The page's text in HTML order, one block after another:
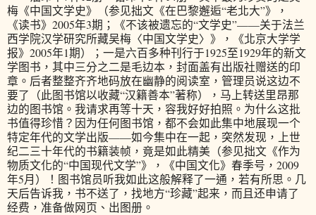
梅《中国文学史》（参见拙文《在巴黎邂逅“老北大”》，
《读书》2005年3期；《不该被遗忘的“文学史”——关于法兰
西学院汉学研究所藏吴梅〈中国文学史〉》，《北京大学学
报》2005年1期）；一是六百多种刊行于1925至1929年的新文
学图书，其中三分之二是毛边本，封面盖有出版社赠送的印
章。后者整整齐齐地码放在幽静的阅读室，管理员说这边不
要了（此图书馆以收藏“汉籍善本”著称），马上转送里昂那
边的图书馆。我请求再等十天，容我好好拍照。为什么这批
书值得珍惜？因为任何图书馆，都不会如此集中地展现一个
特定年代的文学出版——如今集中在一起，突然发现，上世
纪二三十年代的书籍装帧，竟是如此精美（参见拙文《作为
物质文化的“中国现代文学”》，《中国文化》春季号，2009
年5月）！图书馆员听我如此这般解释了一通，若有所思。几
天后告诉我，书不送了，找地方“珍藏”起来，而且还申请了
经费，准备做网页、出图册。